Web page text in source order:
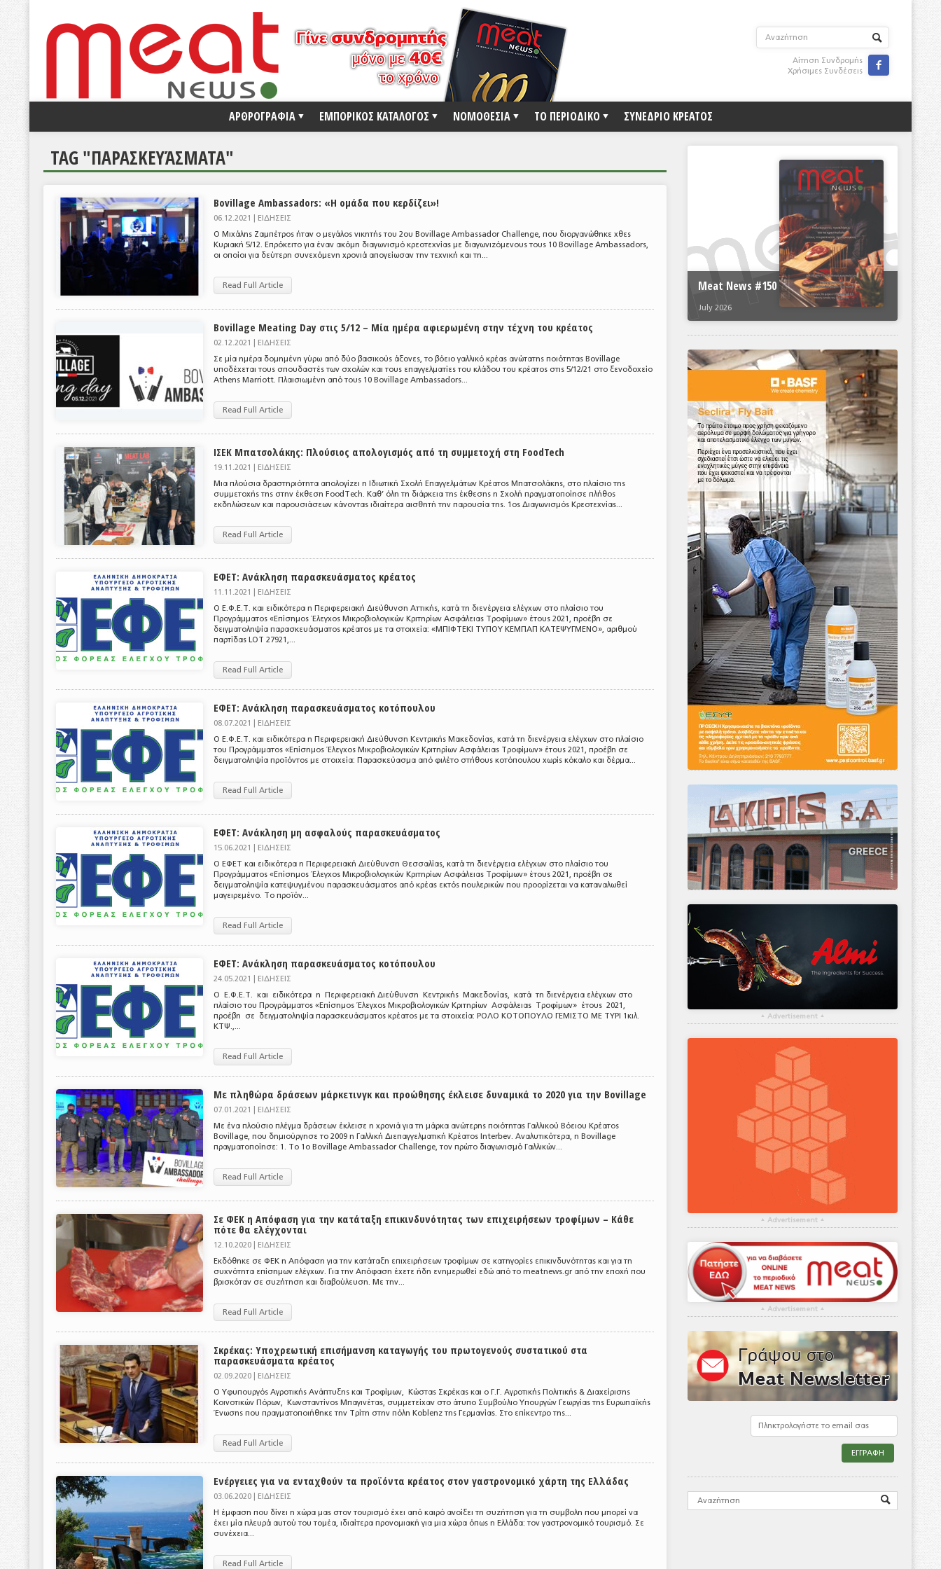
Αίτηση Συνδρομής
Χρήσιμες Συνδέσεις

ΑΡΘΡΟΓΡΑΦΙΑ ΕΜΠΟΡΙΚΟΣ ΚΑΤΑΛΟΓΟΣ ΝΟΜΟΘΕΣΙΑ ΤΟ ΠΕΡΙΟΔΙΚΟ ΣΥΝΕΔΡΙΟ ΚΡΕΑΤΟΣ
TAG "ΠΑΡΑΣΚΕΥΆΣΜΑΤΑ"
Bovillage Ambassadors: «Η ομάδα που κερδίζει»!
06.12.2021 | ΕΙΔΗΣΕΙΣ
Ο Μιχάλης Ζαμπέτρος ήταν ο μεγάλος νικητής του 2ου Bovillage Ambassador Challenge, που διοργανώθηκε χθες
Κυριακή 5/12. Επρόκειτο για έναν ακόμη διαγωνισμό κρεοτεχνίας με διαγωνιζόμενους τους 10 Bovillage Ambassadors,
οι οποίοι για δεύτερη συνεχόμενη χρονιά απογείωσαν την τεχνική και τη...
Read Full Article
Βοvillage Meating Day στις 5/12 – Μία ημέρα αφιερωμένη στην τέχνη του κρέατος
02.12.2021 | ΕΙΔΗΣΕΙΣ
Σε μία ημέρα δομημένη γύρω από δύο βασικούς άξονες, το βόειο γαλλικό κρέας ανώτατης ποιότητας Bovillage
υποδέχεται τους σπουδαστές των σχολών και τους επαγγελματίες του κλάδου του κρέατος στις 5/12/21 στο ξενοδοχείο
Athens Marriott. Πλαισιωμένη από τους 10 Bovillage Ambassadors...
Read Full Article
ΙΣΕΚ Μπατσολάκης: Πλούσιος απολογισμός από τη συμμετοχή στη FoodTech
19.11.2021 | ΕΙΔΗΣΕΙΣ
Μια πλούσια δραστηριότητα απολογίζει η Ιδιωτική Σχολή Επαγγελμάτων Κρέατος Μπατσολάκης, στο πλαίσιο της
συμμετοχής της στην έκθεση FoodTech. Καθ’ όλη τη διάρκεια της έκθεσης η Σχολή πραγματοποίησε πλήθος
εκδηλώσεων και παρουσιάσεων κάνοντας ιδιαίτερα αισθητή την παρουσία της. 1ος Διαγωνισμός Κρεοτεχνίας...
Read Full Article
ΕΦΕΤ: Ανάκληση παρασκευάσματος κρέατος
11.11.2021 | ΕΙΔΗΣΕΙΣ
Ο Ε.Φ.Ε.Τ. και ειδικότερα η Περιφερειακή Διεύθυνση Αττικής, κατά τη διενέργεια ελέγχων στο πλαίσιο του
Προγράμματος «Επίσημος Έλεγχος Μικροβιολογικών Κριτηρίων Ασφάλειας Τροφίμων» έτους 2021, προέβη σε
δειγματοληψία παρασκευάσματος κρέατος με τα στοιχεία: «ΜΠΙΦΤΕΚΙ ΤΥΠΟΥ ΚΕΜΠΑΠ ΚΑΤΕΨΥΓΜΕΝΟ», αριθμού
παρτίδας LOT 27921,...
Read Full Article
ΕΦΕΤ: Ανάκληση παρασκευάσματος κοτόπουλου
08.07.2021 | ΕΙΔΗΣΕΙΣ
Ο Ε.Φ.Ε.Τ. και ειδικότερα η Περιφερειακή Διεύθυνση Κεντρικής Μακεδονίας, κατά τη διενέργεια ελέγχων στο πλαίσιο
του Προγράμματος «Επίσημος Έλεγχος Μικροβιολογικών Κριτηρίων Ασφάλειας Τροφίμων» έτους 2021, προέβη σε
δειγματοληψία προϊόντος με στοιχεία: Παρασκεύασμα από φιλέτο στήθους κοτόπουλου χωρίς κόκαλο και δέρμα...
Read Full Article
ΕΦΕΤ: Ανάκληση μη ασφαλούς παρασκευάσματος
15.06.2021 | ΕΙΔΗΣΕΙΣ
Ο ΕΦΕΤ και ειδικότερα η Περιφερειακή Διεύθυνση Θεσσαλίας, κατά τη διενέργεια ελέγχων στο πλαίσιο του
Προγράμματος «Επίσημος Έλεγχος Μικροβιολογικών Κριτηρίων Ασφάλειας Τροφίμων» έτους 2021, προέβη σε
δειγματοληψία κατεψυγμένου παρασκευάσματος από κρέας εκτός πουλερικών που προορίζεται να καταναλωθεί
μαγειρεμένο. Το προϊόν...
Read Full Article
ΕΦΕΤ: Ανάκληση παρασκευάσματος κοτόπουλου
24.05.2021 | ΕΙΔΗΣΕΙΣ
Ο Ε.Φ.Ε.Τ. και ειδικότερα η Περιφερειακή Διεύθυνση Κεντρικής Μακεδονίας, κατά τη διενέργεια ελέγχων στο
πλαίσιο του Προγράμματος «Επίσημος Έλεγχος Μικροβιολογικών Κριτηρίων Ασφάλειας Τροφίμων» έτους 2021,
προέβη σε δειγματοληψία παρασκευάσματος κρέατος με τα στοιχεία: ΡΟΛΟ ΚΟΤΟΠΟΥΛΟ ΓΕΜΙΣΤΟ ΜΕ ΤΥΡΙ 1κιλ.
ΚΤΨ.,...
Read Full Article
Με πληθώρα δράσεων μάρκετινγκ και προώθησης έκλεισε δυναμικά το 2020 για την Bovillage
07.01.2021 | ΕΙΔΗΣΕΙΣ
Με ένα πλούσιο πλέγμα δράσεων έκλεισε η χρονιά για τη μάρκα ανώτερης ποιότητας Γαλλικού Βόειου Κρέατος
Bovillage, που δημιούργησε το 2009 η Γαλλική Διεπαγγελματική Κρέατος Interbev. Αναλυτικότερα, η Bovillage
πραγματοποίησε: 1. Το 1ο Bovillage Ambassador Challenge, τον πρώτο διαγωνισμό Γαλλικών...
Read Full Article
Σε ΦΕΚ η Απόφαση για την κατάταξη επικινδυνότητας των επιχειρήσεων τροφίμων – Κάθε
πότε θα ελέγχονται
12.10.2020 | ΕΙΔΗΣΕΙΣ
Εκδόθηκε σε ΦΕΚ η Απόφαση για την κατάταξη επιχειρήσεων τροφίμων σε κατηγορίες επικινδυνότητας και για τη
συχνότητα επίσημων ελέγχων. Για την Απόφαση έχετε ήδη ενημερωθεί εδώ από το meatnews.gr από την εποχή που
βρισκόταν σε συζήτηση και διαβούλευση. Με την...
Read Full Article
Σκρέκας: Υποχρεωτική επισήμανση καταγωγής του πρωτογενούς συστατικού στα
παρασκευάσματα κρέατος
02.09.2020 | ΕΙΔΗΣΕΙΣ
Ο Υφυπουργός Αγροτικής Ανάπτυξης και Τροφίμων, Κώστας Σκρέκας και ο Γ.Γ. Αγροτικής Πολιτικής & Διαχείρισης
Κοινοτικών Πόρων, Κωνσταντίνος Μπαγινέτας, συμμετείχαν στο άτυπο Συμβούλιο Υπουργών Γεωργίας της Ευρωπαϊκής
Ένωσης που πραγματοποιήθηκε την Τρίτη στην πόλη Koblenz της Γερμανίας. Στο επίκεντρο της...
Read Full Article
Ενέργειες για να ενταχθούν τα προϊόντα κρέατος στον γαστρονομικό χάρτη της Ελλάδας
03.06.2020 | ΕΙΔΗΣΕΙΣ
Η έμφαση που δίνει η χώρα μας στον τουρισμό έχει από καιρό ανοίξει τη συζήτηση για τη συμβολη που μπορεί να
έχει μία πλευρά αυτού του τομέα, ιδιαίτερα προνομιακή για μια χώρα όπως η Ελλάδα: τον γαστρονομικό τουρισμό. Σε
συνέχεια...
Read Full Article
Meat News #150
July 2026
▴ Advertisement ▴
▴ Advertisement ▴
▴ Advertisement ▴